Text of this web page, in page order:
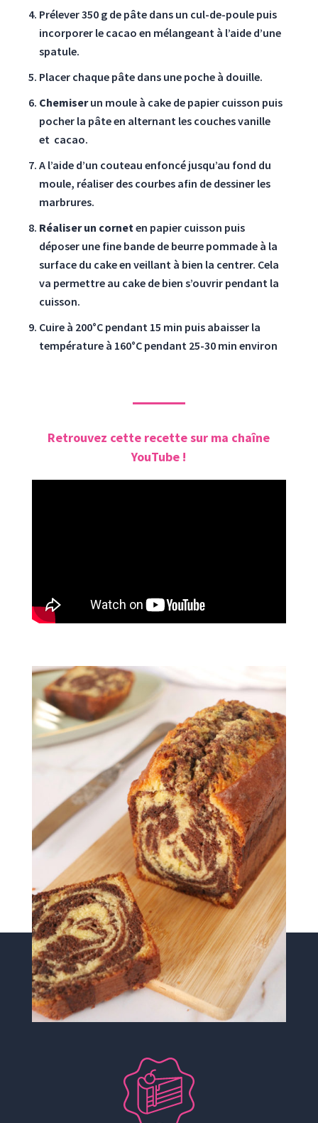
Prélever 350 g de pâte dans un cul-de-poule puis
incorporer le cacao en mélangeant à l’aide d’une
spatule.
Placer chaque pâte dans une poche à douille.
Chemiserun moule à cake de papier cuisson puis
pocher la pâte en alternant les couches vanille
et cacao.
A l’aide d’un couteau enfoncé jusqu’au fond du
moule, réaliser des courbes afin de dessiner les
marbrures.
Réaliser un corneten papier cuisson puis
déposer une fine bande de beurre pommade à la
surface du cake en veillant à bien la centrer. Cela
va permettre au cake de bien s’ouvrir pendant la
cuisson.
Cuire à 200°C pendant 15 min puis abaisser la
température à 160°C pendant 25-30 min environ
Retrouvez cette recette sur ma chaîne
YouTube !